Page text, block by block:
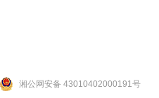
湘公网安备 43010402000191号